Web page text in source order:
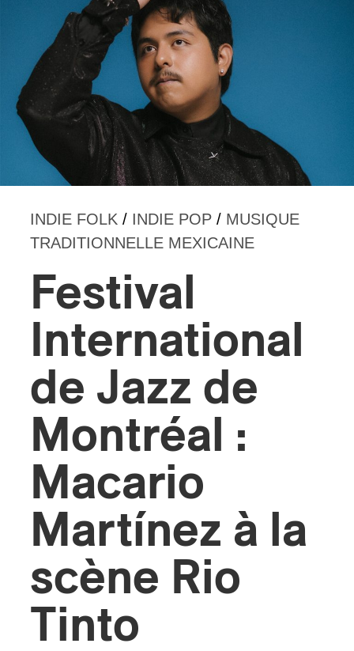
INDIE FOLK / INDIE POP / MUSIQUE
TRADITIONNELLE MEXICAINE
Festival
International
de Jazz de
Montréal :
Macario
Martínez à la
scène Rio
Tinto